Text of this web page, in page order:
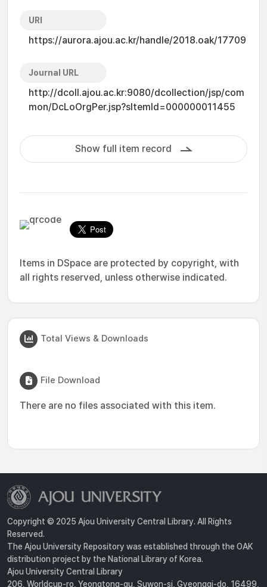
URI
https://aurora.ajou.ac.kr/handle/2018.oak/17709
Journal URL
http://dcoll.ajou.ac.kr:9080/dcollection/jsp/com
mon/DcLoOrgPer.jsp?sItemId=000000011455
Show full item record
Items in DSpace are protected by copyright, with
all rights reserved, unless otherwise indicated.
Total Views & Downloads
File Download
There are no files associated with this item.
Copyright © 2025 Ajou University Central Library. All Rights
Reserved.
The Ajou University Repository was established through the OAK
distribution project by the National Library of Korea.
Ajou University Central Library
206, Worldcup-ro, Yeongtong-gu, Suwon-si, Gyeonggi-do, 16499,